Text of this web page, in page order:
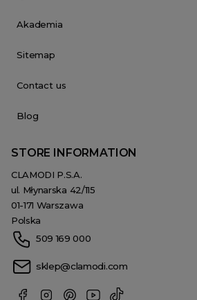
Akademia
Sitemap
Contact us
Blog
STORE INFORMATION
CLAMODI P.S.A.
ul. Młynarska 42/115
01-171 Warszawa
Polska
509 169 000
sklep@clamodi.com